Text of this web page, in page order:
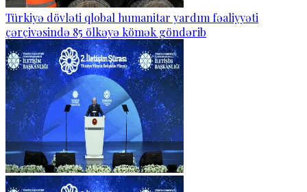
Türkiyə dövləti qlobal humanitar yardım fəaliyyəti
çərçivəsində 85 ölkəyə kömək göndərib